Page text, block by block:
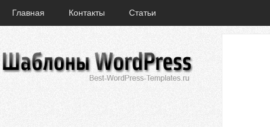
Главная Контакты Статьи